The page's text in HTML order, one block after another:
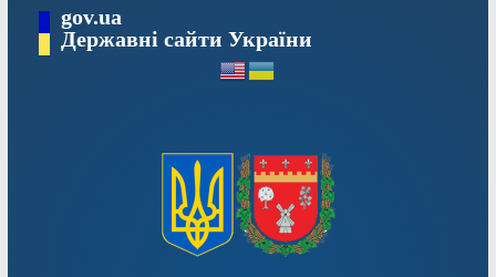
Перейтиgov.ua
Державні сайти України